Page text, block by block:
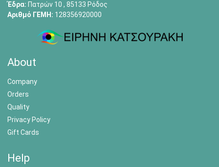
Έδρα: Πατρών 10 , 85133 Ρόδος
Αριθμό ΓΕΜΗ: 128356920000
About
Company
Orders
Quality
Privacy Policy
Gift Cards
Help